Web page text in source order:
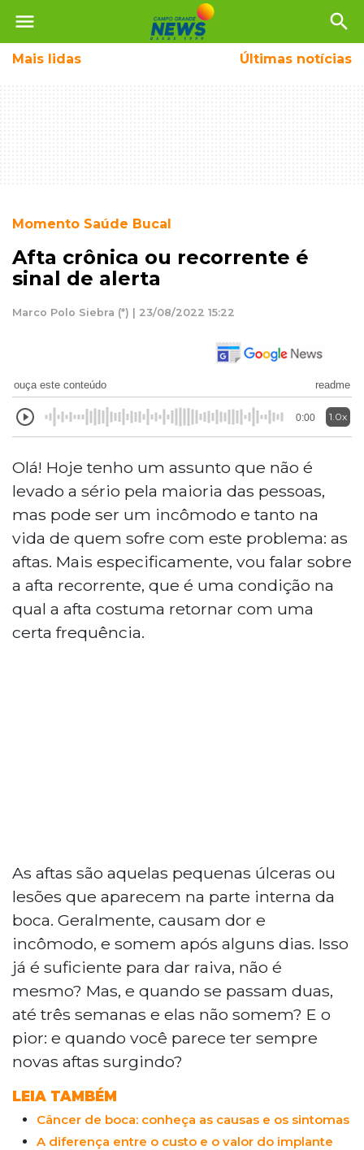
menu search
Mais lidas Últimas notícias
Momento Saúde Bucal
Afta crônica ou recorrente é
sinal de alerta
Marco Polo Siebra (*) | 23/08/2022 15:22
ouça este conteúdo readme
0:00 1.0x
Olá! Hoje tenho um assunto que não é
levado a sério pela maioria das pessoas,
mas pode ser um incômodo e tanto na
vida de quem sofre com este problema: as
aftas. Mais especificamente, vou falar sobre
a afta recorrente, que é uma condição na
qual a afta costuma retornar com uma
certa frequência.
As aftas são aquelas pequenas úlceras ou
lesões que aparecem na parte interna da
boca. Geralmente, causam dor e
incômodo, e somem após alguns dias. Isso
já é suficiente para dar raiva, não é
mesmo? Mas, e quando se passam duas,
até três semanas e elas não somem? E o
pior: e quando você parece ter sempre
novas aftas surgindo?
LEIA TAMBÉM
Câncer de boca: conheça as causas e os sintomas
A diferença entre o custo e o valor do implante